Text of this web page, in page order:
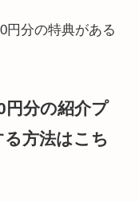
円分の特典がある
円分の紹介プ
方法はこち